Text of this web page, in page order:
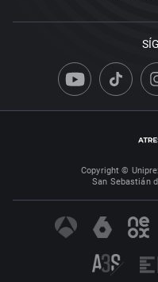
Copyright ©
San Sebastián